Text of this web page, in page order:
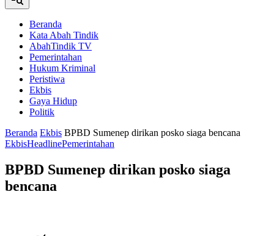
Beranda
Kata Abah Tindik
AbahTindik TV
Pemerintahan
Hukum Kriminal
Peristiwa
Ekbis
Gaya Hidup
Politik
Beranda Ekbis BPBD Sumenep dirikan posko siaga bencana
EkbisHeadlinePemerintahan
BPBD Sumenep dirikan posko siaga
bencana